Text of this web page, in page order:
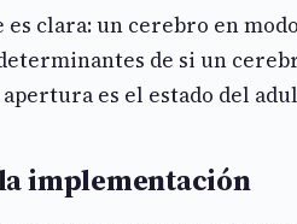
clara: un cerebro en
de si un
apertura es el estado del
implementación